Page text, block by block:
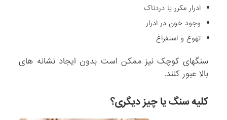
ادرار مکرر یا دردناک
وجود خون در ادرار
تهوع و استفراغ
سنگهای کوچک نیز ممکن است بدون ایجاد نشانه های
بالا عبور کنند.
کلیه سنگ یا چیز دیگری؟